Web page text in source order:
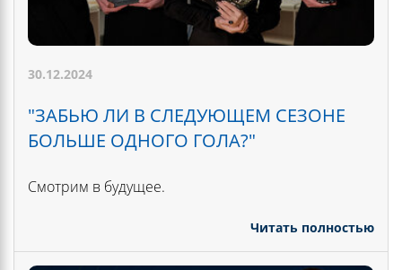
30.12.2024
"ЗАБЬЮ ЛИ В СЛЕДУЮЩЕМ СЕЗОНЕ
БОЛЬШЕ ОДНОГО ГОЛА?"
Смотрим в будущее.
Читать полностью